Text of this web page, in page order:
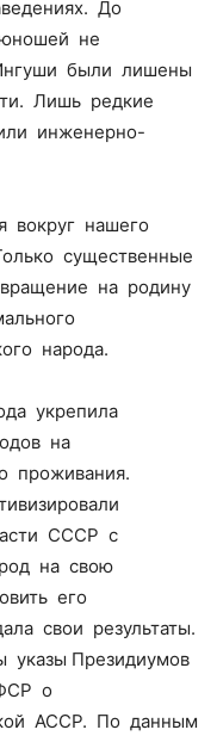
До
не
были лишены
Лишь редкие
инженерно-
вокруг нашего
существенные
на родину
народа.
укрепила
на
проживания.
СССР с
на свою
его
свои результаты.
указы Президиумов
о
АССР. По данным